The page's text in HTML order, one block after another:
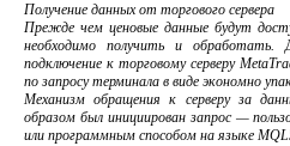
Получение данных от торгового сервера
Прежде чем ценовые данные будут
необходимо получить и обработать.
подключение к торговому серверу
по запросу терминала в виде экономно
Механизм обращения к серверу за
образом был инициирован запрос —
или программным способом на языке